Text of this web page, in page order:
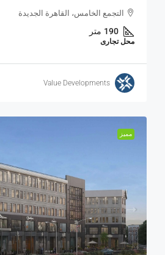
التجمع الخامس، القاهرة الجديدة
190 متر
محل تجارى
Value Developments
مميز